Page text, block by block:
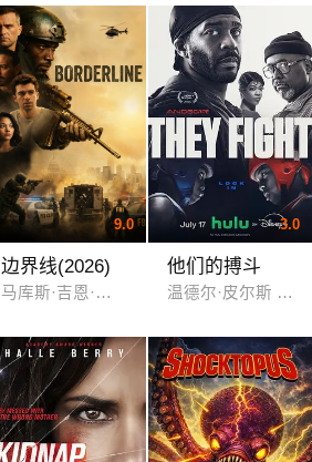
9.0
边界线(2026)
马库斯·吉恩·皮雷 迈克尔·约翰·斯坦利
3.0
他们的搏斗
温德尔·皮尔斯 麦